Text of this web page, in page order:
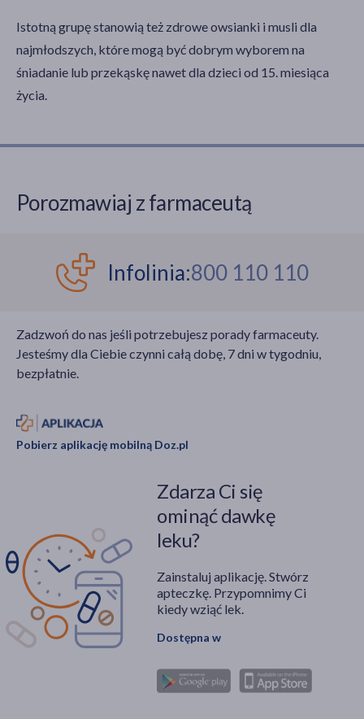
Istotną grupę stanowią też zdrowe owsianki i musli dla
najmłodszych, które mogą być dobrym wyborem na
śniadanie lub przekąskę nawet dla dzieci od 15. miesiąca
życia.
Porozmawiaj z farmaceutą
Infolinia:800 110 110
Zadzwoń do nas jeśli potrzebujesz porady farmaceuty.
Jesteśmy dla Ciebie czynni całą dobę, 7 dni w tygodniu,
bezpłatnie.
Pobierz aplikację mobilną Doz.pl
Zdarza Ci się
ominąć dawkę
leku?
Zainstaluj aplikację. Stwórz
apteczkę. Przypomnimy Ci
kiedy wziąć lek.
Dostępna w